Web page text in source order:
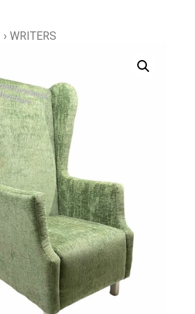
› WRITERS